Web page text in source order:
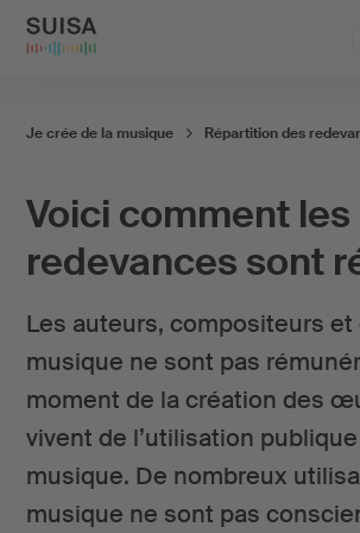
Voici comment les
redevances sont
Les auteurs, compositeurs
musique ne sont pas
moment de la création des
vivent de l’utilisation
musique. De nombreux
musique ne sont pas
Je crée de la musique Répartition des